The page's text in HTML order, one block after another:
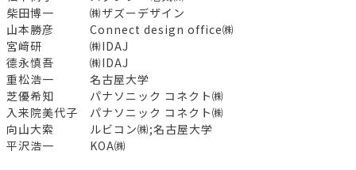
柴田博一 ㈱ザズーデザイン
山本勝彦 Connect design office㈱
宮﨑研 ㈱IDAJ
德永慎吾 ㈱IDAJ
重松浩一 名古屋大学
芝優希知 パナソニック コネクト㈱
入来院美代子 パナソニック コネクト㈱
向山大索 ルビコン㈱;名古屋大学
平沢浩一 KOA㈱